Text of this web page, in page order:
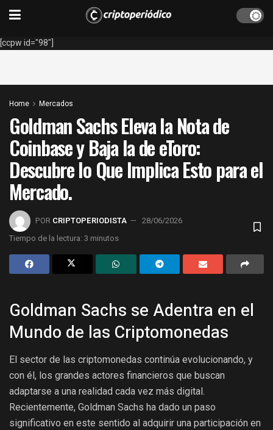
[ccpw id="98"]
Home Mercados
Goldman Sachs Eleva la Nota de
Coinbase y Baja la de eToro:
Descubre lo Que Implica Esto para el
Mercado.
POR CRIPTOPERIODISTA
28/06/2026
Tiempo de la lectura: 3 minutos
Goldman Sachs se Adentra en el
Mundo de las Criptomonedas
El sector de las criptomonedas continúa evolucionando, y
con él, los grandes actores financieros que buscan
adaptarse a una realidad cada vez más digital.
Recientemente, Goldman Sachs ha dado un paso
significativo en este sentido al adquirir una participación en